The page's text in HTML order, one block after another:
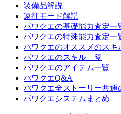
装備品解説
遠征モード解説
パワクエの基礎能力査定一
パワクエの特殊能力査定一
パワクエのオススメのスキ
パワクエのスキル一覧
パワクエのアイテム一覧
パワクエQ&A
パワクエ全ストーリー共通
パワクエシステムまとめ